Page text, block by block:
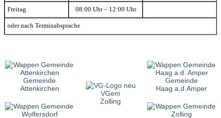
Freitag 08:00 Uhr – 12:00 Uhr
oder nach Terminabsprache
Gemeinde
Attenkirchen
VGem
Zolling
Gemeinde
Haag a.d.Amper